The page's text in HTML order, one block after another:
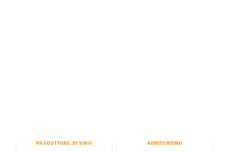
PRODUTTORE DI VINO AGRITURISMO